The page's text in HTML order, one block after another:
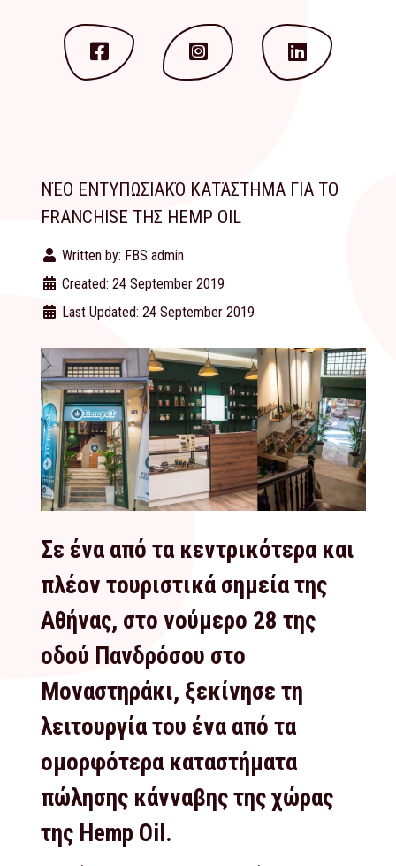
ΝΈΟ ΕΝΤΥΠΩΣΙΑΚΌ ΚΑΤΆΣΤΗΜΑ ΓΙΑ ΤΟ
FRANCHISE ΤΗΣ HEMP OIL
Written by: FBS admin
Created: 24 September 2019
Last Updated: 24 September 2019
Σε ένα από τα κεντρικότερα και
πλέον τουριστικά σημεία της
Αθήνας, στο νούμερο 28 της
οδού Πανδρόσου στο
Μοναστηράκι, ξεκίνησε τη
λειτουργία του ένα από τα
ομορφότερα καταστήματα
πώλησης κάνναβης της χώρας
της Hemp Oil.